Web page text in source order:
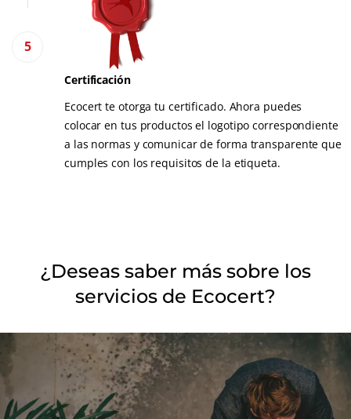
NUESTRA EXPERIENCIA
Comercio justo
Agricultura sostenible
Calidad y seguridad alimentaria
5
Certificación
Ecocert te otorga tu certificado. Ahora puedes
colocar en tus productos el logotipo correspondiente
a las normas y comunicar de forma transparente que
cumples con los requisitos de la etiqueta.
¿Deseas saber más sobre los
servicios de Ecocert?